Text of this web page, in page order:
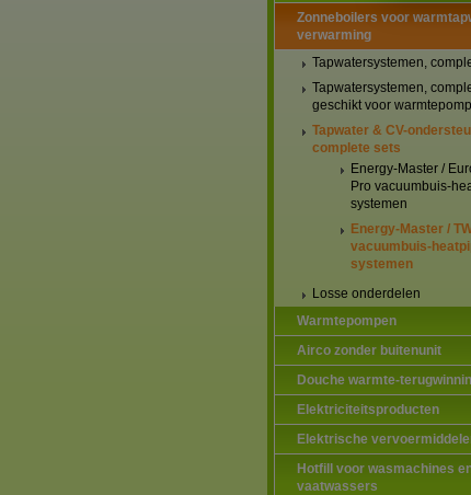
Zonneboilers voor
verwarming
Tapwatersystemen,
Tapwatersystemen,
geschikt voor warmtepomp
Tapwater & CV-
complete sets
Energy-Master /
Pro vacuumbuis-
systemen
Energy-Master /
vacuumbuis-
systemen
Losse onderdelen
Warmtepompen
Airco zonder buitenunit
Douche warmte-
Elektriciteitsproducten
Elektrische
Hotfill voor wasmachines
vaatwassers